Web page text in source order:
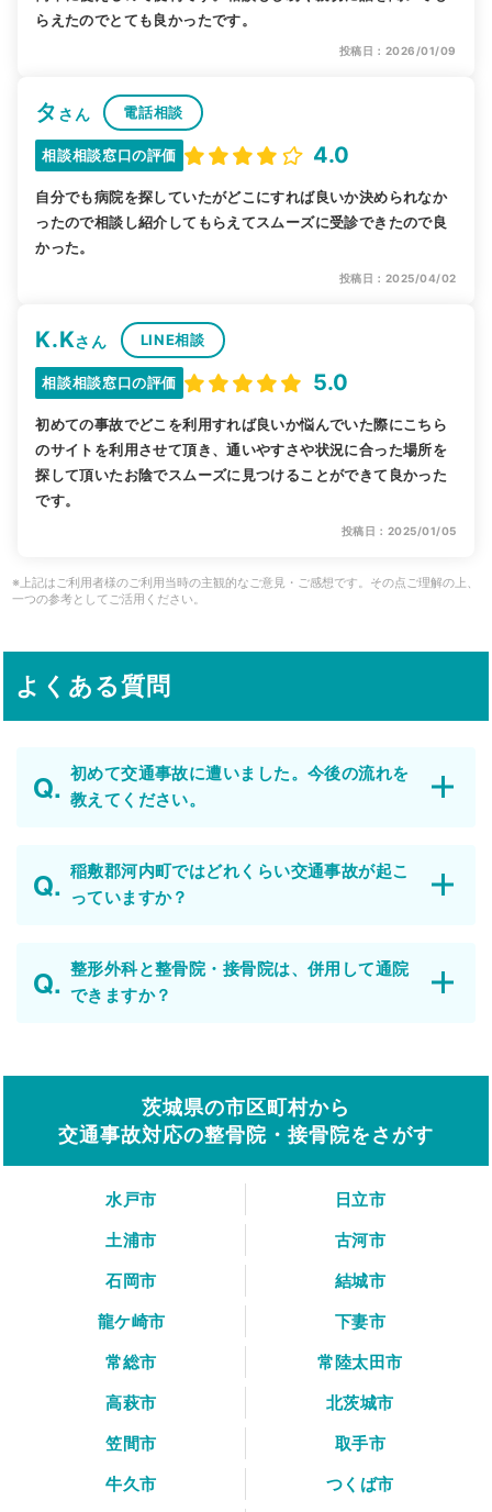
らえたのでとても良かったです。
投稿日：2026/01/09
タ さん 電話相談
相談相談窓口の評価 4.0
自分でも病院を探していたがどこにすれば良いか決められなか
ったので相談し紹介してもらえてスムーズに受診できたので良
かった。
投稿日：2025/04/02
K.Kさん LINE相談
相談相談窓口の評価 5.0
初めての事故でどこを利用すれば良いか悩んでいた際にこちら
のサイトを利用させて頂き、通いやすさや状況に合った場所を
探して頂いたお陰でスムーズに見つけることができて良かった
です。
投稿日：2025/01/05
※上記はご利用者様のご利用当時の主観的なご意見・ご感想です。その点ご理解の上、
一つの参考としてご活用ください。
よくある質問
初めて交通事故に遭いました。今後の流れを
教えてください。
稲敷郡河内町ではどれくらい交通事故が起こ
っていますか？
整形外科と整骨院・接骨院は、併用して通院
できますか？
茨城県の市区町村から
交通事故対応の整骨院・接骨院をさがす
水戸市
日立市
土浦市
古河市
石岡市
結城市
龍ケ崎市
下妻市
常総市
常陸太田市
高萩市
北茨城市
笠間市
取手市
牛久市
つくば市